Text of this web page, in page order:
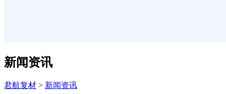
新闻资讯
君航复材 > 新闻资讯